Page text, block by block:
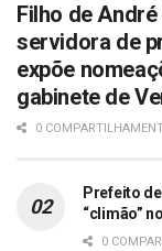
Filho de
servidora de
expõe
gabinete de
0
Prefeito
“climão”
0